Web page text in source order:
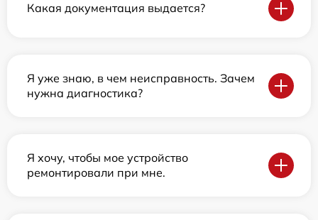
Какая документация выдается?
Я уже знаю, в чем неисправность. Зачем
нужна диагностика?
Я хочу, чтобы мое устройство
ремонтировали при мне.